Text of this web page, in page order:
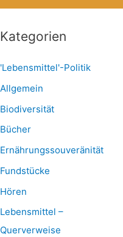
Kategorien
'Lebensmittel'-Politik
Allgemein
Biodiversität
Bücher
Ernährungssouveränität
Fundstücke
Hören
Lebensmittel –
Querverweise